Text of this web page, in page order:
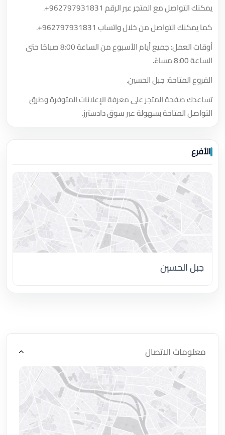
يمكنك التواصل مع المتجر عبر الرقم +962797931831
.
كما يمكنك التواصل من خلال واتساب +962797931831
.
أوقات العمل: جميع أيام الأسبوع من الساعة 8:00 صباحًا حتى
الساعة 8:00 مساءً.
الفروع المتاحة: جبل الحسين.
تساعدك صفحة المتجر على معرفة الإعلانات المتوفرة وطرق
التواصل المتاحة بسهولة عبر سوق دادسترز.
الأفرع
جبل الحسين
معلومات الاتصال